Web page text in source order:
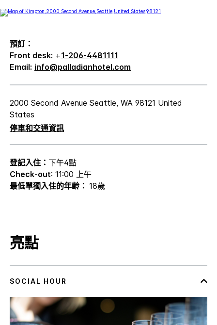
預訂：
Front desk: +1-206-4481111
Email: info@palladianhotel.com
2000 Second Avenue Seattle, WA 98121 United
States
停車和交通資訊
登記入住： 下午4點
Check-out: 11:00 上午
最低單獨入住的年齡： 18歲
亮點